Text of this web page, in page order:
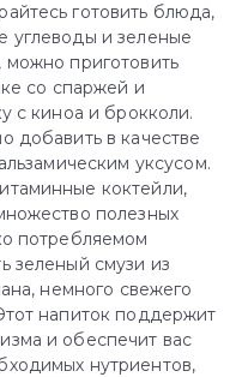
готовить блюда,
углеводы и зеленые
приготовить
со спаржей и
с киноа и брокколи.
добавить в качестве
уксусом.
коктейли,
полезных
потребляемом
зеленый смузи из
немного свежего
напиток поддержит
и обеспечит вас
нутриентов,